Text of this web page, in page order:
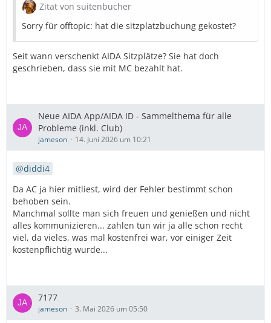
Zitat von suitenbucher
Sorry für offtopic: hat die sitzplatzbuchung gekostet?
Seit wann verschenkt AIDA Sitzplätze? Sie hat doch
geschrieben, dass sie mit MC bezahlt hat.
Neue AIDA App/AIDA ID - Sammelthema für alle
Probleme (inkl. Club)
jameson 14. Juni 2026 um 10:21
diddi4
Da AC ja hier mitliest, wird der Fehler bestimmt schon
behoben sein.
Manchmal sollte man sich freuen und genießen und nicht
alles kommunizieren... zahlen tun wir ja alle schon recht
viel, da vieles, was mal kostenfrei war, vor einiger Zeit
kostenpflichtig wurde...
7177
jameson 3. Mai 2026 um 05:50